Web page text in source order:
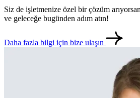
Siz de işletmenize özel bir çözüm
ve geleceğe bugünden adım atın!
Daha fazla bilgi için bize ulaşın